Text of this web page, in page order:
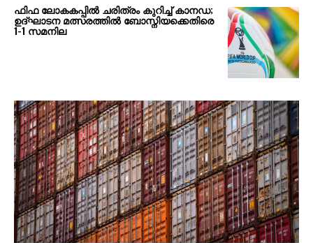
ഫിഫ ലോകകപ്പിൽ ചരിത്രം കുറിച്ച് കാനഡ;
ഉദ്ഘാടന മത്സരത്തിൽ ബോസ്നിയക്കെതിരെ
1-1 സമനില